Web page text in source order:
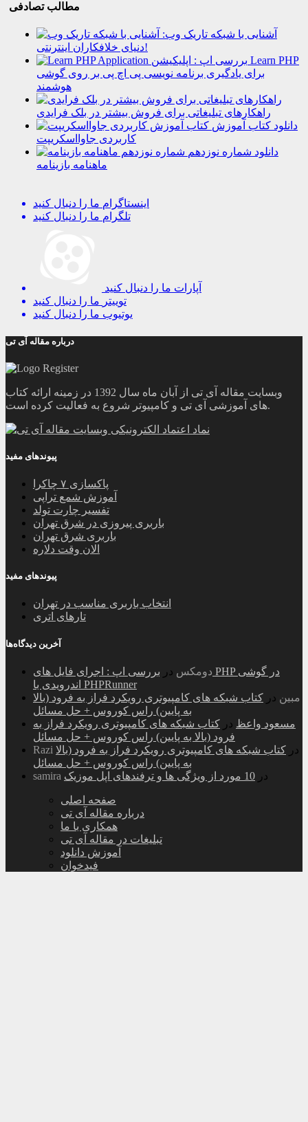
مطالب تصادفی
آشنایی با شبکه تاریک وب:
دنیای خلافکاران اینترنتی!
بررسی اپ : اپلیکیشن Learn PHP
برای یادگیری برنامه نویسی پی اچ پی بر روی گوشی
هوشمند
راهکارهای تبلیغاتی برای فروش بیشتر در بلک فرایدی
دانلود کتاب آموزش
کاربردی جاوااسکریپت
دانلود شماره نوزدهم
ماهنامه بازینامه
اینستاگرام ما را دنبال کنید
تلگرام ما را دنبال کنید
آپارات ما را دنبال کنید
توییتر ما را دنبال کنید
یوتیوب ما را دنبال کنید
درباره مقاله آی تی
وبسایت مقاله آی تی از آبان ماه سال 1392 در زمینه ارائه کتاب
های آموزشی آی تی و کامپیوتر شروع به فعالیت کرده است.
پیوندهای مفید
پاکسازی ۷ چاکرا
آموزش شمع تراپی
تفسیر چارت تولد
باربری پیروزی در شرق تهران
باربری شرق تهران
الان وقت دلاره
پیوندهای مفید
انتخاب باربری مناسب در تهران
تارهای اتری
آخرین دیدگاه‌ها
دومکس در بررسی اپ : اجرای فایل های PHP در گوشی
اندرویدی با PHPRunner
مبین در کتاب شبکه های کامپیوتری رویکرد فراز به فرود (بالا
به پایین) راس کوروس + حل مسائل
مسعود واعظ در کتاب شبکه های کامپیوتری رویکرد فراز به
فرود (بالا به پایین) راس کوروس + حل مسائل
Razi
در کتاب شبکه های کامپیوتری رویکرد فراز به فرود (بالا
به پایین) راس کوروس + حل مسائل
samira
در 10 مورد از ویژگی ها و ترفندهای اپل موزیک
صفحه اصلی
درباره مقاله آی تی
همکاری با ما
تبلیغات در مقاله آی تی
آموزش دانلود
فیدخوان